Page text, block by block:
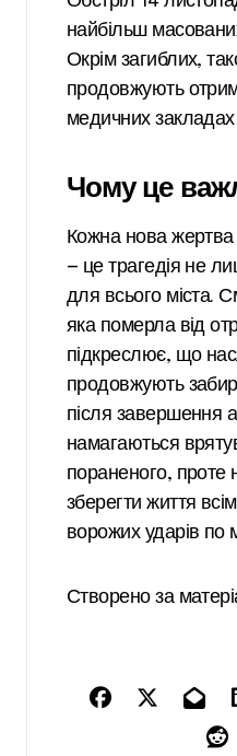
найбільш
Окрім загиблих,
продовжують
медичних закладах
Чому це
Кожна нова жертва
— це трагедія не
для всього міста.
яка померла від
підкреслює, що
продовжують
після завершення
намагаються
пораненого, проте
зберегти життя
ворожих ударів по
Створено за